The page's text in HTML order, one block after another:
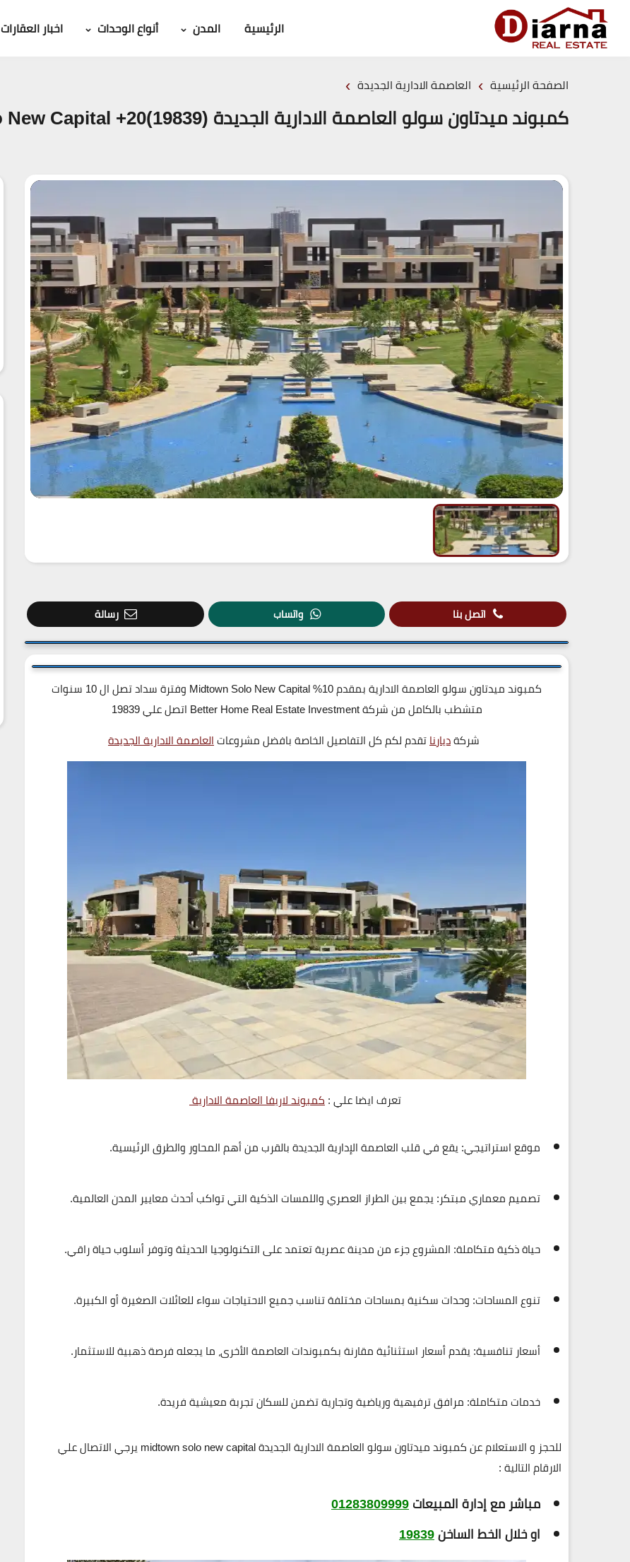
الرئيسية المدن أنواع الوحدات اخبار العقارات
الصفحة الرئيسية › العاصمة الادارية الجديدة ›
كمبوند ميدتاون سولو العاصمة الادارية الجديدة (19839)20+ Midtown Solo New Capital اسعار 2026
اتصل بنا واتساب رسالة
كمبوند ميدتاون سولو العاصمة الادارية بمقدم 10% Midtown Solo New Capital وفترة سداد تصل ال 10 سنوات
متشطب بالكامل من شركة Better Home Real Estate Investment اتصل علي 19839
شركةديارناتقدم لكم كل التفاصيل الخاصة بافضل مشروعاتالعاصمة الادارية الجديدة
تعرف ايضا علي :كمبوند لاريفا العاصمة الادارية
موقع استراتيجي: يقع في قلب العاصمة الإدارية الجديدة بالقرب من أهم المحاور والطرق الرئيسية.
تصميم معماري مبتكر: يجمع بين الطراز العصري واللمسات الذكية التي تواكب أحدث معايير المدن العالمية.
حياة ذكية متكاملة: المشروع جزء من مدينة عصرية تعتمد على التكنولوجيا الحديثة وتوفر أسلوب حياة راقي.
تنوع المساحات: وحدات سكنية بمساحات مختلفة تناسب جميع الاحتياجات سواء للعائلات الصغيرة أو الكبيرة.
أسعار تنافسية: يقدم أسعار استثنائية مقارنة بكمبوندات العاصمة الأخرى، ما يجعله فرصة ذهبية للاستثمار.
خدمات متكاملة: مرافق ترفيهية ورياضية وتجارية تضمن للسكان تجربة معيشية فريدة.
للحجز و الاستعلام عن كمبوند ميدتاون سولو العاصمة الادارية الجديدة midtown solo new capital
يرجي الاتصال علي
الارقام التالية :
مباشر مع إدارة المبيعات01283809999
او خلال الخط الساخن19839